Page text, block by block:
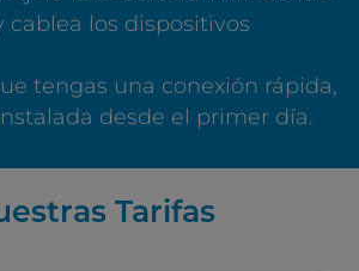
cablea los dispositivos
tengas una conexión rápida,
desde el primer día.
Tarifas